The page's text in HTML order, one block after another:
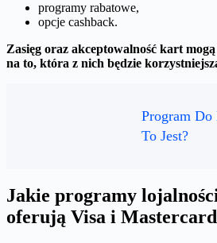
programy rabatowe,
opcje cashback.
Zasięg oraz akceptowalność kart
na to, która z nich będzie
Program
To Jest?
Jakie programy
oferują Visa i